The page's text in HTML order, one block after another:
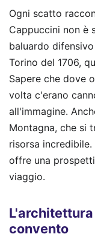
Ogni scatto
Cappuccini non è
baluardo
Torino del 1706,
Sapere che dove
volta c'erano
all'immagine.
Montagna, che si
risorsa
offre una
viaggio.
convento